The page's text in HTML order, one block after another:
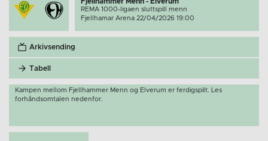
REMA 1000-ligaen sluttspill menn
Fjellhamar Arena 22/04/2026 19:00
Arkivsending
Tabell
Kampen mellom Fjellhammer Menn og Elverum er ferdigspilt. Les
forhåndsomtalen nedenfor.